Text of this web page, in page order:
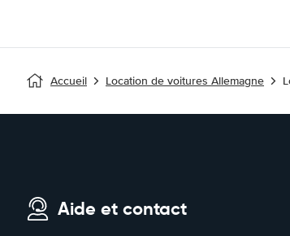
Accueil Location de voitures Allemagne
Aide et contact